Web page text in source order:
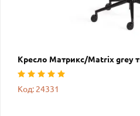
Кресло Матрикс/Matrix grey
Код: 24331